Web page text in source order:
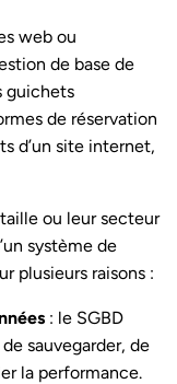
web ou
de base de
guichets
de réservation
d’un site internet,
ou leur secteur
système de
plusieurs raisons :
: le SGBD
sauvegarder, de
la performance.